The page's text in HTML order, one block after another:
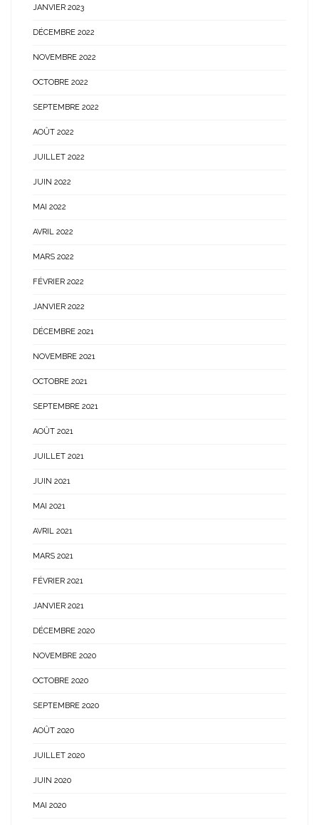
JANVIER 2023
DÉCEMBRE 2022
NOVEMBRE 2022
OCTOBRE 2022
SEPTEMBRE 2022
AOÛT 2022
JUILLET 2022
JUIN 2022
MAI 2022
AVRIL 2022
MARS 2022
FÉVRIER 2022
JANVIER 2022
DÉCEMBRE 2021
NOVEMBRE 2021
OCTOBRE 2021
SEPTEMBRE 2021
AOÛT 2021
JUILLET 2021
JUIN 2021
MAI 2021
AVRIL 2021
MARS 2021
FÉVRIER 2021
JANVIER 2021
DÉCEMBRE 2020
NOVEMBRE 2020
OCTOBRE 2020
SEPTEMBRE 2020
AOÛT 2020
JUILLET 2020
JUIN 2020
MAI 2020